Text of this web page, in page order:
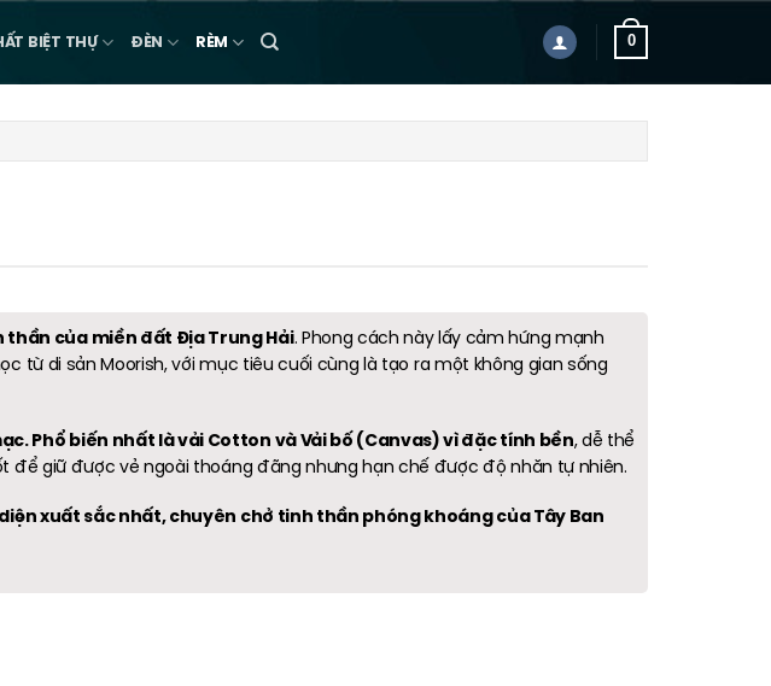
BIỆT THỰ ĐÈN RÈM 0
của miền đất Địa Trung Hải. Phong cách này lấy cảm hứng mạnh
từ di sản Moorish, với mục tiêu cuối cùng là tạo ra một không gian sống
Phổ biến nhất là vải Cotton và Vải bố (Canvas) vì đặc tính bền, dễ thể
để giữ được vẻ ngoài thoáng đãng nhưng hạn chế được độ nhăn tự nhiên.
xuất sắc nhất, chuyên chở tinh thần phóng khoáng của Tây Ban